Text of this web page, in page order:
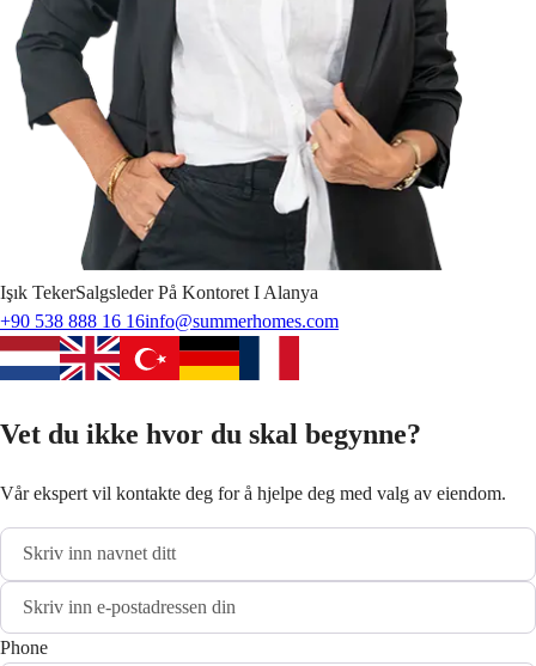
Işık TekerSalgsleder På Kontoret I Alanya
+90 538 888 16 16info@summerhomes.com
Vet du ikke hvor du skal begynne?
Vår ekspert vil kontakte deg for å hjelpe deg med valg av eiendom.
Phone